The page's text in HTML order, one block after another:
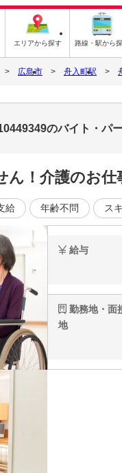
エリアから探す 路線・駅から
広島市 舟入町駅
のバイト・パ
ん！介護のお仕
給 年齢不問 ス
給与
勤務地・面
地